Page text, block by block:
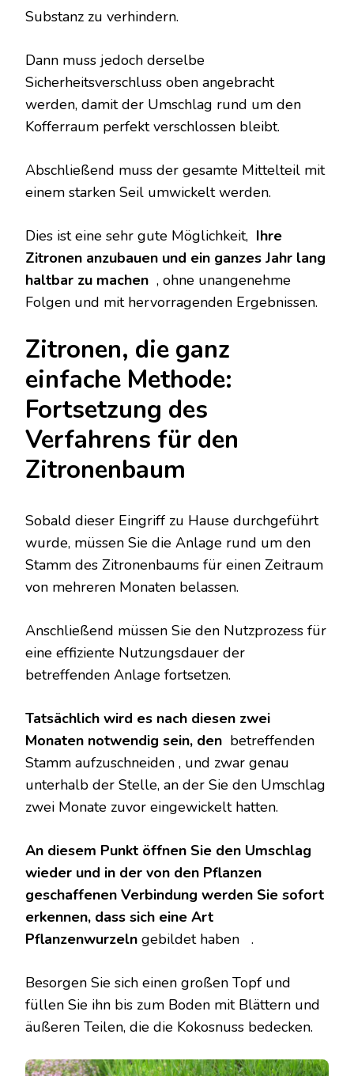
Substanz zu verhindern.
Dann muss jedoch derselbe
Sicherheitsverschluss oben angebracht
werden, damit der Umschlag rund um den
Kofferraum perfekt verschlossen bleibt.
Abschließend muss der gesamte Mittelteil mit
einem starken Seil umwickelt werden.
Dies ist eine sehr gute Möglichkeit, Ihre
Zitronen anzubauen und ein ganzes Jahr lang
haltbar zu machen , ohne unangenehme
Folgen und mit hervorragenden Ergebnissen.
Zitronen, die ganz
einfache Methode:
Fortsetzung des
Verfahrens für den
Zitronenbaum
Sobald dieser Eingriff zu Hause durchgeführt
wurde, müssen Sie die Anlage rund um den
Stamm des Zitronenbaums für einen Zeitraum
von mehreren Monaten belassen.
Anschließend müssen Sie den Nutzprozess für
eine effiziente Nutzungsdauer der
betreffenden Anlage fortsetzen.
Tatsächlich wird es nach diesen zwei
Monaten notwendig sein, den betreffenden
Stamm aufzuschneiden , und zwar genau
unterhalb der Stelle, an der Sie den Umschlag
zwei Monate zuvor eingewickelt hatten.
An diesem Punkt öffnen Sie den Umschlag
wieder und in der von den Pflanzen
geschaffenen Verbindung werden Sie sofort
erkennen, dass sich eine Art
Pflanzenwurzeln gebildet haben .
Besorgen Sie sich einen großen Topf und
füllen Sie ihn bis zum Boden mit Blättern und
äußeren Teilen, die die Kokosnuss bedecken.